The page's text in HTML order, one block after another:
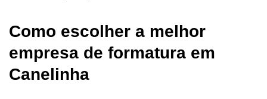
Como escolher a melhor
empresa de formatura em
Canelinha